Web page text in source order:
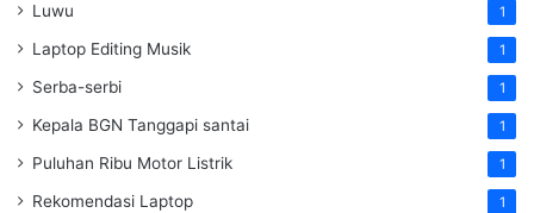
Luwu 1
Laptop Editing Musik 1
Serba-serbi 1
Kepala BGN Tanggapi santai 1
Puluhan Ribu Motor Listrik 1
Rekomendasi Laptop 1